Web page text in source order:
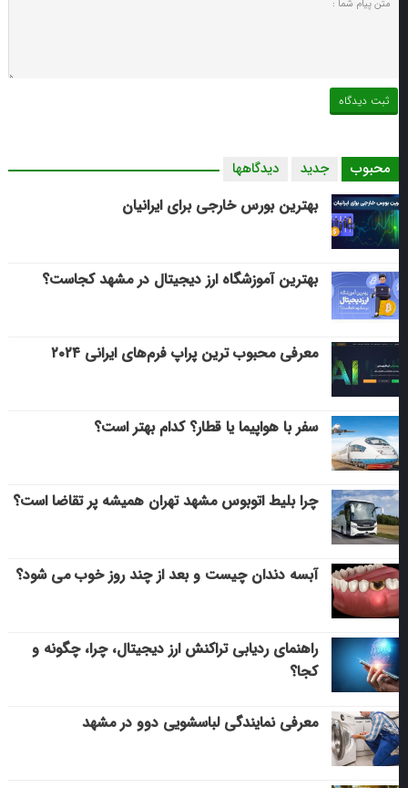
محبوب جدید دیدگاهها
بهترین بورس خارجی برای ایرانیان
بهترین آموزشگاه ارز دیجیتال در مشهد کجاست؟
معرفی محبوب ترین پراپ فرم‌های ایرانی ۲۰۲۴
سفر با هواپیما یا قطار؟ کدام بهتر است؟
چرا بلیط اتوبوس مشهد تهران همیشه پر تقاضا است؟
آبسه دندان چیست و بعد از چند روز خوب می‌ شود؟
راهنمای ردیابی تراکنش ارز دیجیتال، چرا، چگونه و
کجا؟
معرفی نمایندگی لباسشویی دوو در مشهد